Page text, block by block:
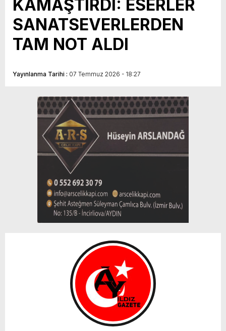
KAMAŞTIRDI: ESERLER
SANATSEVERLERDEN
TAM NOT ALDI
Yayınlanma Tarihi : 07 Temmuz 2026 - 18:27